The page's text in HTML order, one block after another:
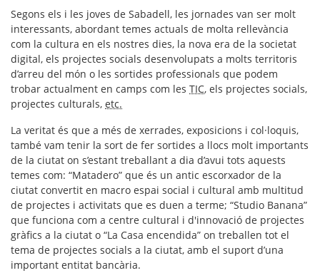
Segons els i les joves de Sabadell, les jornades van ser molt
interessants, abordant temes actuals de molta rellevància
com la cultura en els nostres dies, la nova era de la societat
digital, els projectes socials desenvolupats a molts territoris
d’arreu del món o les sortides professionals que podem
trobar actualment en camps com les TIC, els projectes socials,
projectes culturals, etc.
La veritat és que a més de xerrades, exposicions i col·loquis,
també vam tenir la sort de fer sortides a llocs molt importants
de la ciutat on s’estant treballant a dia d’avui tots aquests
temes com: “Matadero” que és un antic escorxador de la
ciutat convertit en macro espai social i cultural amb multitud
de projectes i activitats que es duen a terme; “Studio Banana”
que funciona com a centre cultural i d'innovació de projectes
gràfics a la ciutat o “La Casa encendida” on treballen tot el
tema de projectes socials a la ciutat, amb el suport d’una
important entitat bancària.